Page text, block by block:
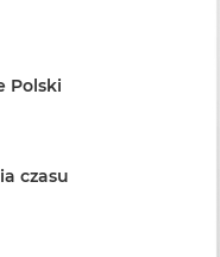
Polski
czasu